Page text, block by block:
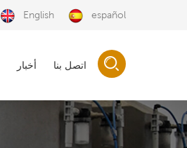
English español
أخبار اتصل بنا